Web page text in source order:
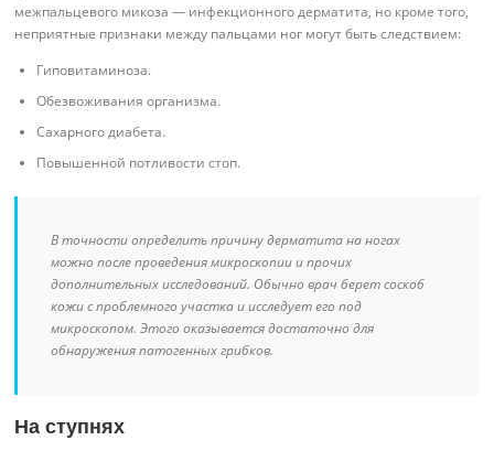
межпальцевого микоза — инфекционного дерматита, но кроме того,
неприятные признаки между пальцами ног могут быть следствием:
Гиповитаминоза.
Обезвоживания организма.
Сахарного диабета.
Повышенной потливости стоп.
В точности определить причину дерматита на ногах
можно после проведения микроскопии и прочих
дополнительных исследований. Обычно врач берет соскоб
кожи с проблемного участка и исследует его под
микроскопом. Этого оказывается достаточно для
обнаружения патогенных грибков.
На ступнях